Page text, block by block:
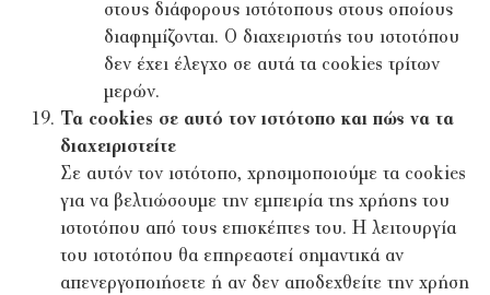
στους διάφορους ιστότοπους στους οποίους
διαφημίζονται. Ο διαχειριστής του ιστοτόπου
δεν έχει έλεγχο σε αυτά τα cookies τρίτων
μερών.
Τα cookies σε αυτό τον ιστότοπο και πώς να τα
διαχειριστείτε
Σε αυτόν τον ιστότοπο, χρησιμοποιούμε τα cookies
για να βελτιώσουμε την εμπειρία της χρήσης του
ιστοτόπου από τους επισκέπτες του. Η λειτουργία
του ιστοτόπου θα επηρεαστεί σημαντικά αν
απενεργοποιήσετε ή αν δεν αποδεχθείτε την χρήση